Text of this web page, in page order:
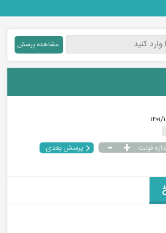
فونت: +
-
پرسش بعدی